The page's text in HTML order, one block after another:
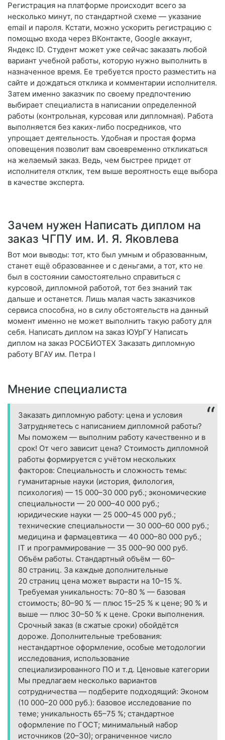
Регистрация на платформе происходит всего за
несколько минут, по стандартной схеме — указание
email и пароля. Кстати, можно ускорить регистрацию с
помощью входа через ВКонтакте, Google аккаунт,
Яндекс ID. Студент может уже сейчас заказать любой
вариант учебной работы, которую нужно выполнить в
назначенное время. Ее требуется просто разместить на
сайте и дождаться отклика и комментарии исполнителя.
Затем именно заказчик по своему предпочтению
выбирает специалиста в написании определенной
работы (контрольная, курсовая или дипломная). Работа
выполняется без каких-либо посредников, что
упрощает деятельность. Удобная и простая форма
оповещения позволит вам своевременно откликаться
на желаемый заказ. Ведь, чем быстрее придет от
исполнителя отклик, тем выше вероятность еще выбора
в качестве эксперта.
Зачем нужен Написать диплом на
заказ ЧГПУ им. И. Я. Яковлева
Вот мои выводы: тот, кто был умным и образованным,
станет ещё образованнее и с деньгами, а тот, кто не
был в состоянии самостоятельно справиться с
курсовой, дипломной работой, тот без знаний так
дальше и останется. Лишь малая часть заказчиков
сервиса способна, но в силу обстоятельств на данный
момент именно не может выполнить такую работу для
себя. Написать диплом на заказ ЮУрГУ Написать
диплом на заказ РОСБИОТЕХ Заказать дипломную
работу ВГАУ им. Петра I
Мнение специалиста
Заказать дипломную работу: цена и условия
Затрудняетесь с написанием дипломной работы?
Мы поможем — выполним работу качественно и в
срок! От чего зависит цена? Стоимость дипломной
работы формируется с учётом нескольких
факторов: Специальность и сложность темы:
гуманитарные науки (история, филология,
психология) — 15 000–30 000 руб.; экономические
специальности — 20 000–40 000 руб.;
юридические науки — 25 000–45 000 руб.;
технические специальности — 30 000–60 000 руб.;
медицина и фармацевтика — 40 000–80 000 руб.;
IT и программирование — 35 000–90 000 руб.
Объём работы. Стандартный объём — 60–
80 страниц. За каждые дополнительные
20 страниц цена может вырасти на 10–15 %.
Требуемая уникальность: 70–80 % — базовая
стоимость; 80–90 % — плюс 15–25 % к цене; 90 % и
выше — плюс 30–50 % к цене. Сроки выполнения.
Срочный заказ (в сжатые сроки) обойдётся
дороже. Дополнительные требования:
нестандартное оформление, особые методологии
исследования, использование
специализированного ПО и т. д. Ценовые категории
Мы предлагаем несколько вариантов
сотрудничества — подберите подходящий: Эконом
(10 000–20 000 руб.): базовое исследование по
теме; уникальность 65–75 %; стандартное
оформление по ГОСТ; минимальный набор
источников (20–30); ограниченное число